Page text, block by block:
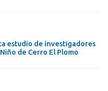
estudio de investigadores
de Cerro El Plomo